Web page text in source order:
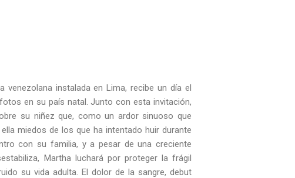
venezolana instalada en Lima, recibe un día el
en su país natal. Junto con esta invitación,
su niñez que, como un ardor sinuoso que
miedos de los que ha intentado huir durante
con su familia, y a pesar de una creciente
Martha luchará por proteger la frágil
El dolor de la sangre, debut